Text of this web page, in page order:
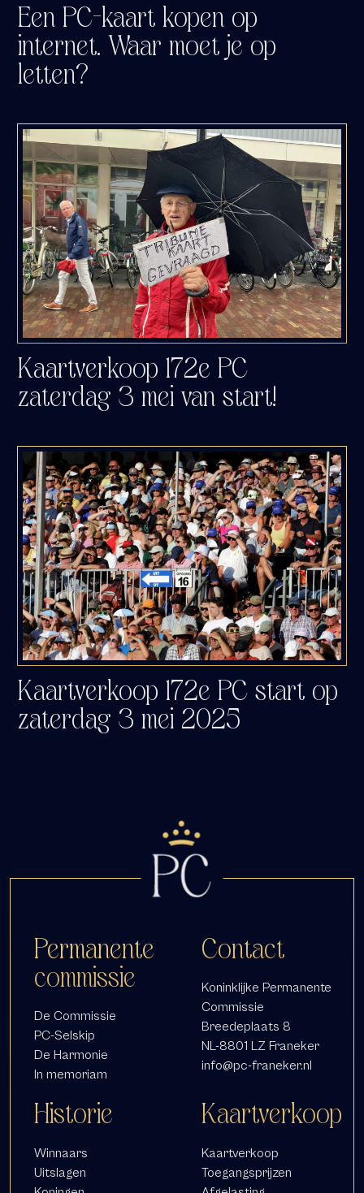
Een PC-kaart kopen op
internet. Waar moet je op
letten?
Kaartverkoop 172e PC
zaterdag 3 mei van start!
Kaartverkoop 172e PC start op
zaterdag 3 mei 2025
Contact
Koninklijke Permanente
Commissie
Breedeplaats 8
NL-8801 LZ Franeker
info@pc-franeker.nl
Permanente
commissie
De Commissie
PC-Selskip
De Harmonie
In memoriam
Historie
Winnaars
Uitslagen
Kaartverkoop
Kaartverkoop
Toegangsprijzen